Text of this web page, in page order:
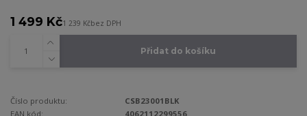
1 499 Kč1 239 Kčbez DPH
Přidat do košíku
Číslo produktu:
CSB23001BLK
EAN kód:
4062112299556